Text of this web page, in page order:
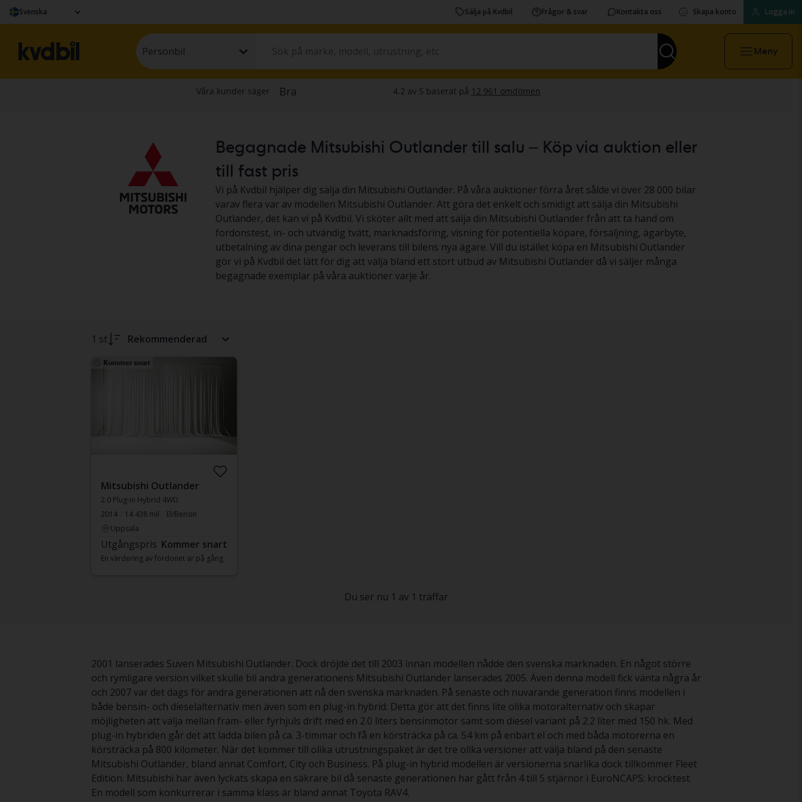
Svenska Sälja på Kvdbil Frågor & svar Kontakta oss Skapa konto Logga in
Personbil Meny
Begagnade Mitsubishi Outlander till salu – Köp via auktion eller
till fast pris
Vi på Kvdbil hjälper dig sälja din Mitsubishi Outlander. På våra auktioner förra året sålde vi över 28 000 bilar
varav flera var av modellen Mitsubishi Outlander. Att göra det enkelt och smidigt att sälja din Mitsubishi
Outlander, det kan vi på Kvdbil. Vi sköter allt med att sälja din Mitsubishi Outlander från att ta hand om
fordonstest, in- och utvändig tvätt, marknadsföring, visning för potentiella köpare, försäljning, ägarbyte,
utbetalning av dina pengar och leverans till bilens nya ägare. Vill du istället köpa en Mitsubishi Outlander
gör vi på Kvdbil det lätt för dig att välja bland ett stort utbud av Mitsubishi Outlander då vi säljer många
begagnade exemplar på våra auktioner varje år.
1 st Rekommenderad
Kommer snart
Mitsubishi Outlander
2.0 Plug-in Hybrid 4WD
2014
14 438 mil
El/Bensin
Uppsala
Utgångspris Kommer snart
En värdering av fordonet är på gång
Du ser nu 1 av 1 träffar
2001 lanserades Suven Mitsubishi Outlander. Dock dröjde det till 2003 innan modellen nådde den svenska marknaden. En något större
och rymligare version vilket skulle bli andra generationens Mitsubishi Outlander lanserades 2005. Även denna modell fick vänta några år
och 2007 var det dags för andra generationen att nå den svenska marknaden. På senaste och nuvarande generation finns modellen i
både bensin- och dieselalternativ men även som en plug-in hybrid. Detta gör att det finns lite olika motoralternativ och skapar
möjligheten att välja mellan fram- eller fyrhjuls drift med en 2.0 liters bensinmotor samt som diesel variant på 2.2 liter med 150 hk. Med
plug-in hybriden går det att ladda bilen på ca. 3-timmar och få en körsträcka på ca. 54 km på enbart el och med båda motorerna en
körsträcka på 800 kilometer. När det kommer till olika utrustningspaket är det tre olika versioner att välja bland på den senaste
Mitsubishi Outlander, bland annat Comfort, City och Business. På plug-in hybrid modellen är versionerna snarlika dock tillkommer Fleet
Edition. Mitsubishi har även lyckats skapa en säkrare bil då senaste generationen har gått från 4 till 5 stjärnor i EuroNCAPS: krocktest.
En modell som konkurrerar i samma klass är bland annat Toyota RAV4.